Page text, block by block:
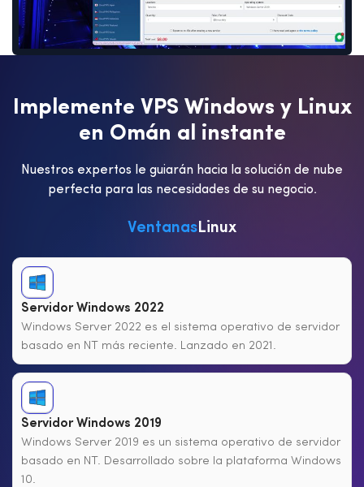
Implemente VPS Windows y Linux
en Omán al instante
Nuestros expertos le guiarán hacia la solución de nube
perfecta para las necesidades de su negocio.
Ventanas Linux
Servidor Windows 2022
Windows Server 2022 es el sistema operativo de servidor
basado en NT más reciente. Lanzado en 2021.
Servidor Windows 2019
Windows Server 2019 es un sistema operativo de servidor
basado en NT. Desarrollado sobre la plataforma Windows
10.